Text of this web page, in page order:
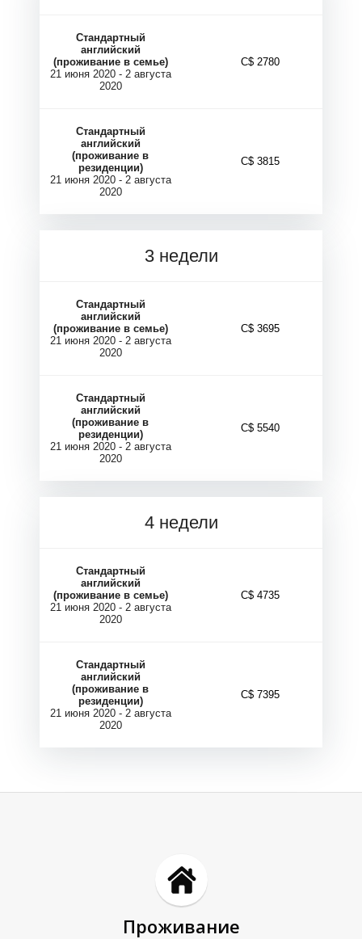
Г
Р
А
Стандартный
английский
(проживание в семье)
21 июня 2020 - 2 августа
2020
C$ 2780
Стандартный
английский
(проживание в
резиденции)
21 июня 2020 - 2 августа
2020
C$ 3815
3 недели
Стандартный
английский
(проживание в семье)
21 июня 2020 - 2 августа
2020
C$ 3695
Стандартный
английский
(проживание в
резиденции)
21 июня 2020 - 2 августа
2020
C$ 5540
4 недели
Стандартный
английский
(проживание в семье)
21 июня 2020 - 2 августа
2020
C$ 4735
Стандартный
английский
(проживание в
резиденции)
21 июня 2020 - 2 августа
2020
C$ 7395
Проживание
Г
Р
А